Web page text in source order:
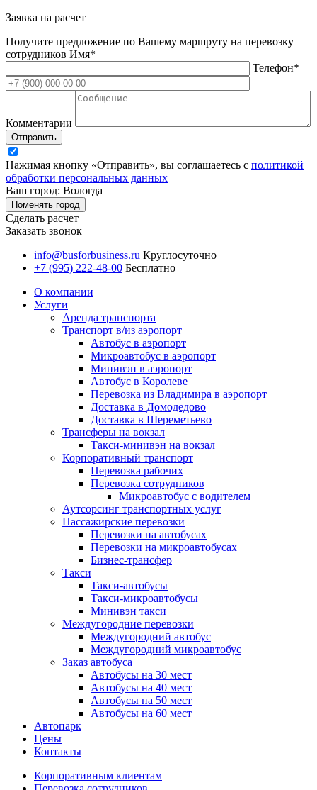
Заявка на расчет
Получите предложение по Вашему маршруту на перевозку
сотрудников Имя*
Телефон*
Комментарии
Отправить
Нажимая кнопку «Отправить», вы соглашаетесь с политикой
обработки персональных данных
Ваш город: Вологда
Поменять город
Сделать расчет
Заказать звонок
info@busforbusiness.ru Круглосуточно
+7 (995) 222-48-00 Бесплатно
О компании
Услуги
Аренда транспорта
Транспорт в/из аэропорт
Автобус в аэропорт
Микроавтобус в аэропорт
Минивэн в аэропорт
Автобус в Королеве
Перевозка из Владимира в аэропорт
Доставка в Домодедово
Доставка в Шереметьево
Трансферы на вокзал
Такси-минивэн на вокзал
Корпоративный транспорт
Перевозка рабочих
Перевозка сотрудников
Микроавтобус с водителем
Аутсорсинг транспортных услуг
Пассажирские перевозки
Перевозки на автобусах
Перевозки на микроавтобусах
Бизнес-трансфер
Такси
Такси-автобусы
Такси-микроавтобусы
Минивэн такси
Междугородние перевозки
Междугородний автобус
Междугородний микроавтобус
Заказ автобуса
Автобусы на 30 мест
Автобусы на 40 мест
Автобусы на 50 мест
Автобусы на 60 мест
Автопарк
Цены
Контакты
Корпоративным клиентам